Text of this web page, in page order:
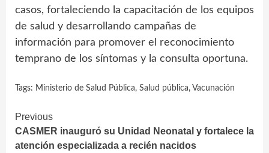
casos, fortaleciendo la capacitación de los equipos
de salud y desarrollando campañas de
información para promover el reconocimiento
temprano de los síntomas y la consulta oportuna.
Tags: Ministerio de Salud Pública, Salud pública, Vacunación
Continue
Reading
Previous
CASMER inauguró su Unidad Neonatal y fortalece la
atención especializada a recién nacidos